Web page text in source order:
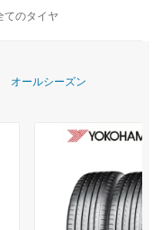
てのタイヤ
オールシーズン